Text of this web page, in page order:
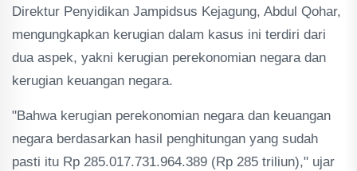
Direktur Penyidikan Jampidsus Kejagung, Abdul Qohar,
mengungkapkan kerugian dalam kasus ini terdiri dari
dua aspek, yakni kerugian perekonomian negara dan
kerugian keuangan negara.
"Bahwa kerugian perekonomian negara dan keuangan
negara berdasarkan hasil penghitungan yang sudah
pasti itu Rp 285.017.731.964.389 (Rp 285 triliun)," ujar